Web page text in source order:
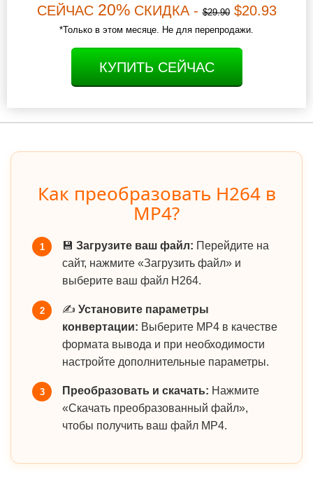
СЕЙЧАС 20%СКИДКА -$29.90$20.93
*Только в этом месяце. Не для перепродажи.
КУПИТЬ СЕЙЧАС
Как преобразовать H264 в
MP4?
1 💾 Загрузите ваш файл: Перейдите на
сайт, нажмите «Загрузить файл» и
выберите ваш файл H264.
2 ✍️ Установите параметры
конвертации: Выберите MP4 в качестве
формата вывода и при необходимости
настройте дополнительные параметры.
3 Преобразовать и скачать: Нажмите
«Скачать преобразованный файл»,
чтобы получить ваш файл MP4.